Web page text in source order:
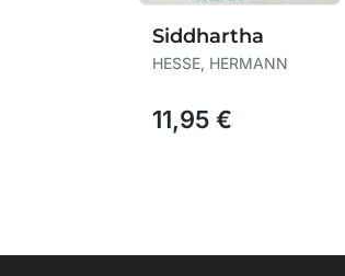
Siddhartha
HESSE, HERMANN
11,95 €